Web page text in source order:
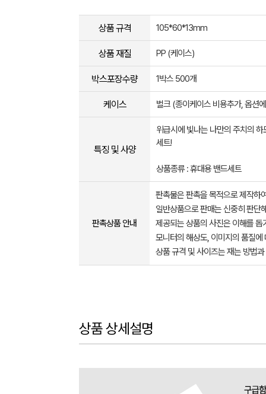
상품 규격 105*60*13mm
상품 재질 PP (케이스)
박스포장수량 1박스 500개
케이스 벌크 (종이케이스 비용추가, 옵션
특징 및 사양
위급시에 빛나는 나만의 주치의 하
세트!
상품종류 : 휴대용 밴드세트
판촉상품 안내
판촉물은 판촉을 목적으로 제작하
일반상품으로 판매는 신중히 판단
제공되는 상품의 사진은 이해를
모니터의 해상도, 이미지의 품질
상품 규격 및 사이즈는 재는 방법
상품 상세설명